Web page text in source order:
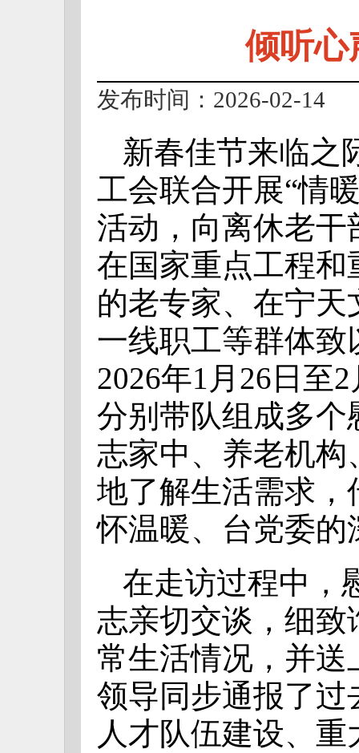
倾听心
发布时间：2026-02-14
新春佳节来临之
工会联合开展“情
活动，向离休老
在国家重点工程
的老专家、在宁
一线职工等群体
2026年1月26日至
分别带队组成多
志家中、养老机
地了解生活需求
怀温暖、台党委的
在走访过程中，
志亲切交谈，细
常生活情况，并
领导同步通报了
人才队伍建设、